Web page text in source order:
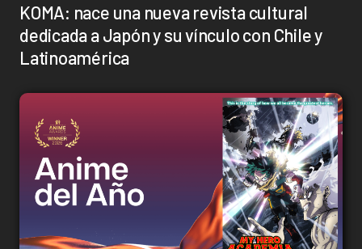
KOMA: nace una nueva revista cultural
dedicada a Japón y su vínculo con Chile y
Latinoamérica